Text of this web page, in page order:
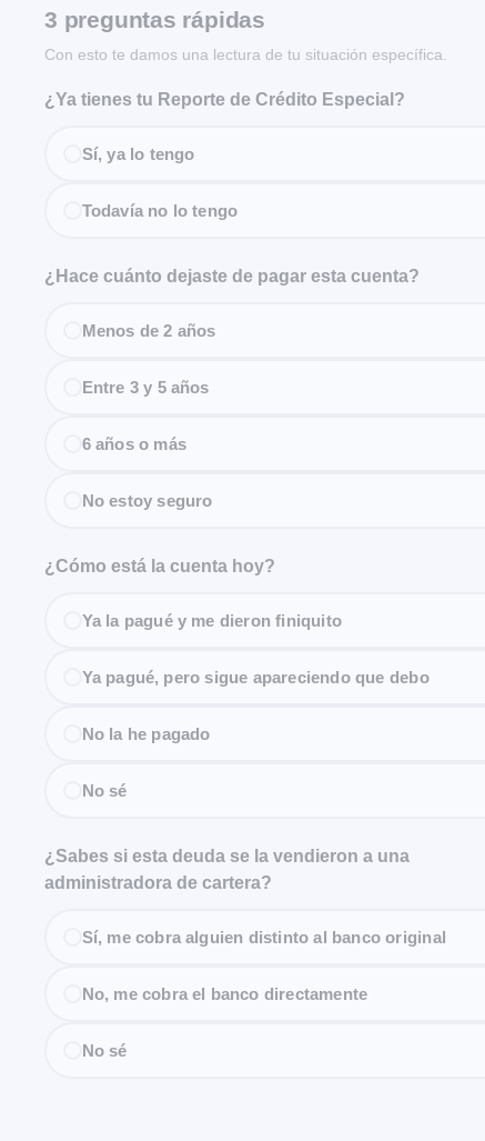
3 preguntas rápidas
Con esto te damos una lectura de tu situación específica.
¿Ya tienes tu Reporte de Crédito Especial?
Sí, ya lo tengo
Todavía no lo tengo
¿Hace cuánto dejaste de pagar esta cuenta?
Menos de 2 años
Entre 3 y 5 años
6 años o más
No estoy seguro
¿Cómo está la cuenta hoy?
Ya la pagué y me dieron finiquito
Ya pagué, pero sigue apareciendo que debo
No la he pagado
No sé
¿Sabes si esta deuda se la vendieron a una
administradora de cartera?
Sí, me cobra alguien distinto al banco original
No, me cobra el banco directamente
No sé